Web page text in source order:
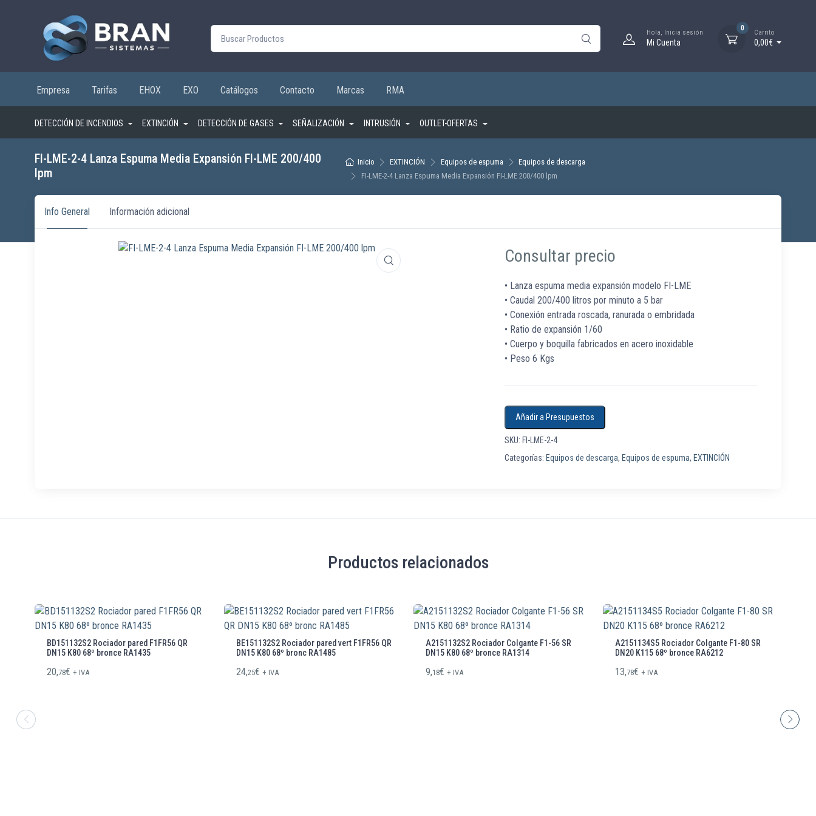
Buscar por: Hola, Inicia sesión
Mi Cuenta
0
Carrito
0,00€
Empresa Tarifas EHOX EXO Catálogos Contacto Marcas RMA
DETECCIÓN DE INCENDIOS EXTINCIÓN DETECCIÓN DE GASES SEÑALIZACIÓN INTRUSIÓN OUTLET-OFERTAS
Inicio EXTINCIÓN Equipos de espuma
Equipos de descarga
FI-LME-2-4 Lanza Espuma Media Expansión FI-LME 200/400 lpm
FI-LME-2-4 Lanza Espuma Media Expansión FI-LME 200/400
lpm
Info General Información adicional
Consultar precio
• Lanza espuma media expansión modelo FI-LME
• Caudal 200/400 litros por minuto a 5 bar
• Conexión entrada roscada, ranurada o embridada
• Ratio de expansión 1/60
• Cuerpo y boquilla fabricados en acero inoxidable
• Peso 6 Kgs
Añadir a Presupuestos
SKU: FI-LME-2-4
Categorías: Equipos de descarga, Equipos de espuma, EXTINCIÓN
Productos relacionados
BD151132S2 Rociador pared F1FR56 QR
DN15 K80 68º bronce RA1435
20,78€ + IVA
BE151132S2 Rociador pared vert F1FR56 QR
DN15 K80 68º bronc RA1485
24,25€ + IVA
A2151132S2 Rociador Colgante F1-56 SR
DN15 K80 68º bronce RA1314
9,18€ + IVA
A2151134S5 Rociador Colgante F1-80 SR
DN20 K115 68º bronce RA6212
13,78€ + IVA